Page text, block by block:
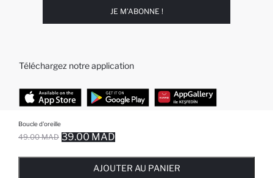
Boucle d'oreille
49.00 MAD 39.00 MAD
AJOUTER AU PANIER
JE M'ABONNE !
Téléchargez notre application
TOP CATÉGORIES
Femme
Jeans Larges pour Homme
Garçon